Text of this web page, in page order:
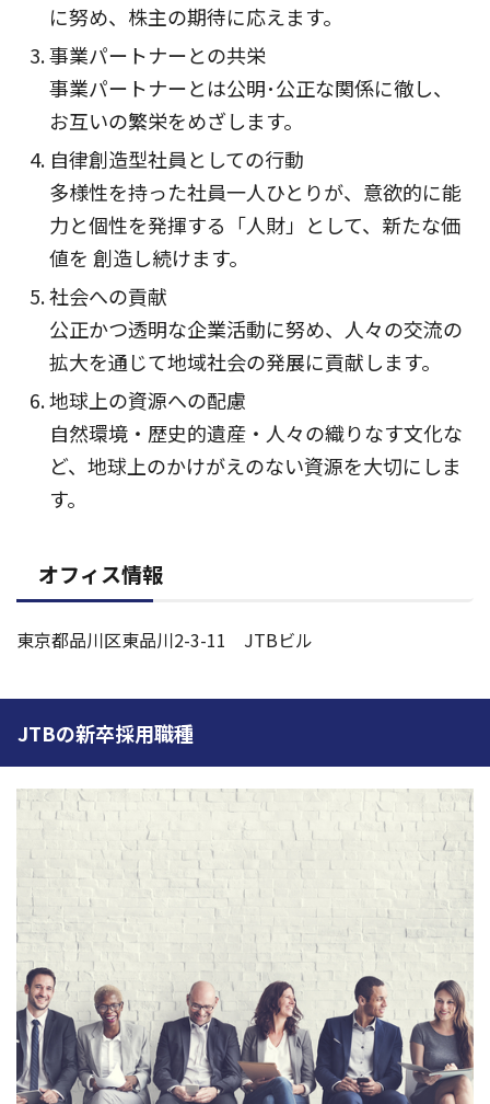
に努め、株主の期待に応えます。
事業パートナーとの共栄
事業パートナーとは公明･公正な関係に徹し、
お互いの繁栄をめざします。
自律創造型社員としての行動
多様性を持った社員一人ひとりが、意欲的に能
力と個性を発揮する「人財」として、新たな価
値を 創造し続けます。
社会への貢献
公正かつ透明な企業活動に努め、人々の交流の
拡大を通じて地域社会の発展に貢献します。
地球上の資源への配慮
自然環境・歴史的遺産・人々の織りなす文化な
ど、地球上のかけがえのない資源を大切にしま
す。
オフィス情報
東京都品川区東品川2-3-11 JTBビル
JTBの新卒採用職種